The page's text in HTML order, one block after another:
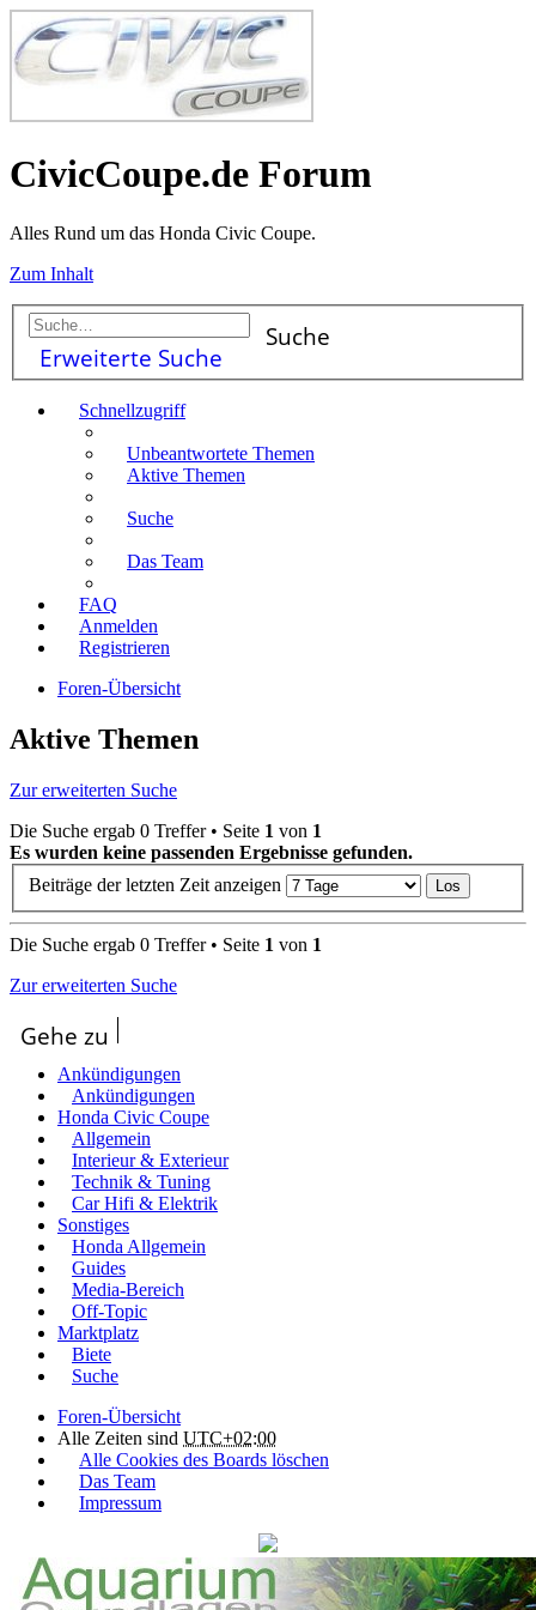
CivicCoupe.de Forum
Alles Rund um das Honda Civic Coupe.
Zum Inhalt
Suche
Erweiterte Suche
Schnellzugriff
Unbeantwortete Themen
Aktive Themen
Suche
Das Team
FAQ
Anmelden
Registrieren
Foren-Übersicht
Aktive Themen
Zur erweiterten Suche
Die Suche ergab 0 Treffer • Seite 1 von 1
Es wurden keine passenden Ergebnisse gefunden.
Beiträge der letzten Zeit anzeigen
Die Suche ergab 0 Treffer • Seite 1 von 1
Zur erweiterten Suche
Gehe zu
Ankündigungen
Ankündigungen
Honda Civic Coupe
Allgemein
Interieur & Exterieur
Technik & Tuning
Car Hifi & Elektrik
Sonstiges
Honda Allgemein
Guides
Media-Bereich
Off-Topic
Marktplatz
Biete
Suche
Foren-Übersicht
Alle Zeiten sind UTC+02:00
Alle Cookies des Boards löschen
Das Team
Impressum